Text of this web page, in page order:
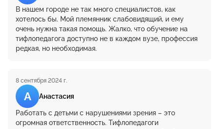
В нашем городе не так много специалистов, как
хотелось бы. Мой племянник слабовидящий, и ему
очень нужна такая помощь. Жалко, что обучение на
тифлопедагога доступно не в каждом вузе, профессия
редкая, но необходимая.
А Анастасия
8 сентября 2024 г.
Работать с детьми с нарушениями зрения – это
огромная ответственность. Тифлопедагоги